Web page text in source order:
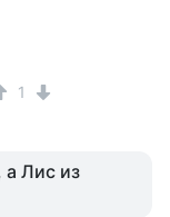
1
а Лис из